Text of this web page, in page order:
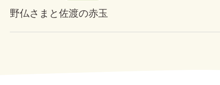
野仏さまと佐渡の赤玉